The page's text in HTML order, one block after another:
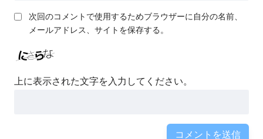
次回のコメントで使用するためブラウザーに自分の名前、
メールアドレス、サイトを保存する。
上に表示された文字を入力してください。